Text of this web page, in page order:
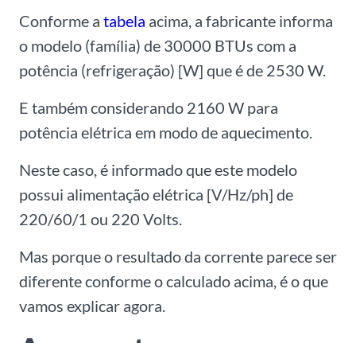
Conforme a tabela acima, a fabricante informa
o modelo (família) de 30000 BTUs com a
potência (refrigeração) [W] que é de 2530 W.
E também considerando 2160 W para
potência elétrica em modo de aquecimento.
Neste caso, é informado que este modelo
possui alimentação elétrica [V/Hz/ph] de
220/60/1 ou 220 Volts.
Mas porque o resultado da corrente parece ser
diferente conforme o calculado acima, é o que
vamos explicar agora.